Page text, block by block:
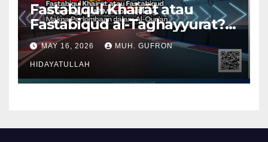
Fastabiqul Khairāt atau
Fastabiqud al-Taghayyurat?
Membaca Ulang Makna
Perlombaan dalam Al-Qur’an
MAY 16, 2026 MUH. GUFRON
HIDAYATULLAH